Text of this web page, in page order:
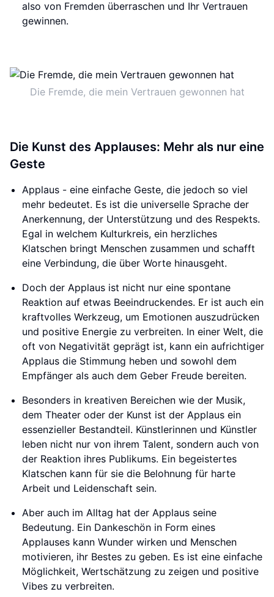
also von Fremden überraschen und Ihr Vertrauen
gewinnen.
Die Fremde, die mein Vertrauen gewonnen hat
Die Kunst des Applauses: Mehr als nur eine
Geste
Applaus - eine einfache Geste, die jedoch so viel
mehr bedeutet. Es ist die universelle Sprache der
Anerkennung, der Unterstützung und des Respekts.
Egal in welchem Kulturkreis, ein herzliches
Klatschen bringt Menschen zusammen und schafft
eine Verbindung, die über Worte hinausgeht.
Doch der Applaus ist nicht nur eine spontane
Reaktion auf etwas Beeindruckendes. Er ist auch ein
kraftvolles Werkzeug, um Emotionen auszudrücken
und positive Energie zu verbreiten. In einer Welt, die
oft von Negativität geprägt ist, kann ein aufrichtiger
Applaus die Stimmung heben und sowohl dem
Empfänger als auch dem Geber Freude bereiten.
Besonders in kreativen Bereichen wie der Musik,
dem Theater oder der Kunst ist der Applaus ein
essenzieller Bestandteil. Künstlerinnen und Künstler
leben nicht nur von ihrem Talent, sondern auch von
der Reaktion ihres Publikums. Ein begeistertes
Klatschen kann für sie die Belohnung für harte
Arbeit und Leidenschaft sein.
Aber auch im Alltag hat der Applaus seine
Bedeutung. Ein Dankeschön in Form eines
Applauses kann Wunder wirken und Menschen
motivieren, ihr Bestes zu geben. Es ist eine einfache
Möglichkeit, Wertschätzung zu zeigen und positive
Vibes zu verbreiten.